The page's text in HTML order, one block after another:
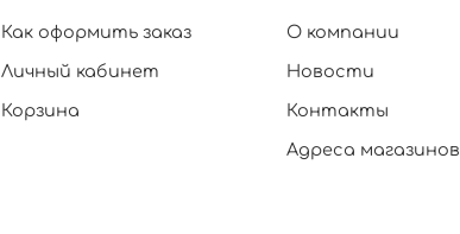
Как оформить заказ
Личный кабинет
Корзина
О компании
Новости
Контакты
Адреса магазинов